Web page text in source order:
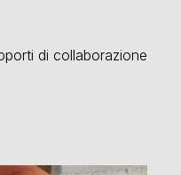
di collaborazione